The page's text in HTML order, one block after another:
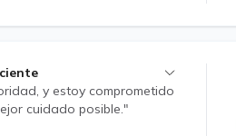
y estoy comprometido
cuidado posible."
juntos para encontrar la